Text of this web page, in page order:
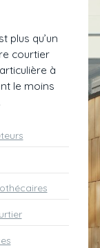
plus qu’un
courtier
à
le moins